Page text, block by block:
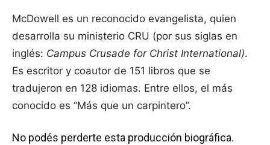
McDowell es un reconocido evangelista, quien
desarrolla su ministerio CRU (por sus siglas en
inglés: Campus Crusade for Christ International).
Es escritor y coautor de 151 libros que se
tradujeron en 128 idiomas. Entre ellos, el más
conocido es “Más que un carpintero”.
No podés perderte esta producción biográfica.